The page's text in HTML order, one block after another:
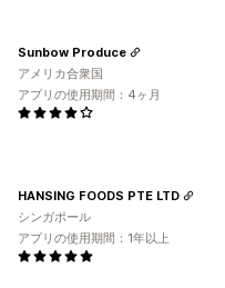
Sunbow Produce
アメリカ合衆国
アプリの使用期間：4ヶ月
HANSING FOODS PTE LTD
シンガポール
アプリの使用期間：1年以上